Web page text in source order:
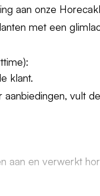
aan onze
met een
klant.
vult
aan en verwerkt